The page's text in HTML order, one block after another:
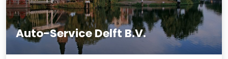
Auto-Service Delft B.V.